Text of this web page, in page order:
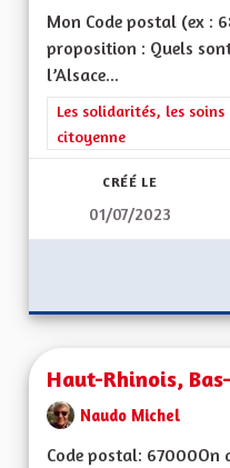
Mon Code postal (ex :
proposition : Quels
l’Alsace...
Filtrer les résultats de
Les solidarités, les
citoyenne
CRÉÉ LE
01/07/2023
Haut-Rhinois,
Naudo Michel
Code postal: